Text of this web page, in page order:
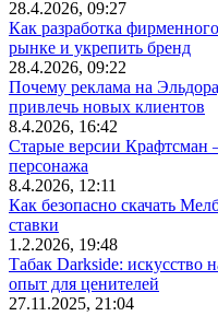
28.4.2026, 09:27
Как разработка
рынке и укрепить бренд
28.4.2026, 09:22
Почему реклама на
привлечь новых клиентов
8.4.2026, 16:42
Старые версии Крафтсман
персонажа
8.4.2026, 12:11
Как безопасно скачать
ставки
1.2.2026, 19:48
Табак Darkside: искусство
опыт для ценителей
27.11.2025, 21:04